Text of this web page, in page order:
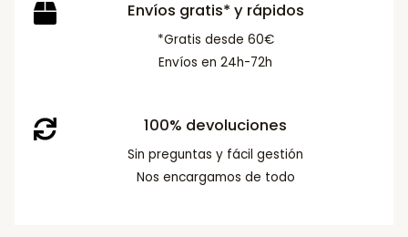
Envíos gratis* y rápidos
*Gratis desde 60€
Envíos en 24h-72h
100% devoluciones
Sin preguntas y fácil gestión
Nos encargamos de todo